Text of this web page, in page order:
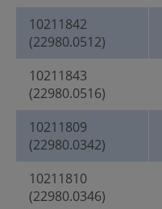
10211842
(22980.0512)
10211843
(22980.0516)
10211809
(22980.0342)
10211810
(22980.0346)